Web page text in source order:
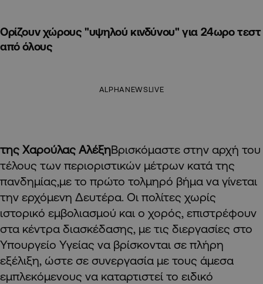
Ορίζουν χώρους "υψηλού κινδύνου" για 24ωρο τεστ
από όλους
ALPHANEWSLIVE
της Χαρούλας ΑλέξηΒρισκόμαστε στην αρχή του
τέλους των περιοριστικών μέτρων κατά της
πανδημίας,με το πρώτο τολμηρό βήμα να γίνεται
την ερχόμενη Δευτέρα. Οι πολίτες χωρίς
ιστορικό εμβολιασμού και ο χορός, επιστρέφουν
στα κέντρα διασκέδασης, με τις διεργασίες στο
Υπουργείο Υγείας να βρίσκονται σε πλήρη
εξέλιξη, ώστε σε συνεργασία με τους άμεσα
εμπλεκόμενους να καταρτιστεί το ειδικό